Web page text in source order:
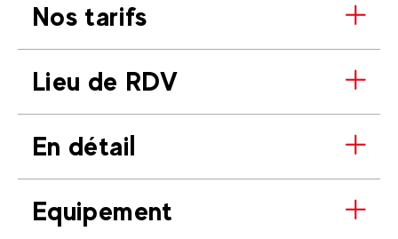
Nos tarifs
Lieu de RDV
En détail
Equipement